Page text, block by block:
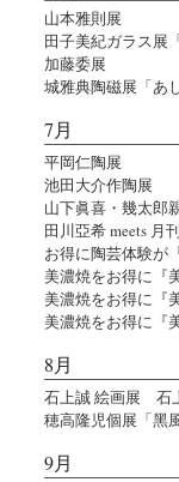
山本雅則展
田子美紀ガラス展
加藤委展
城雅典陶磁展「あ
7月
平岡仁陶展
池田大介作陶展
山下眞喜・幾太郎
田川亞希 meets 月
お得に陶芸体験が
美濃焼をお得に『
美濃焼をお得に『
美濃焼をお得に『
8月
石上誠 絵画展 石
穂高隆児個展「黑
9月